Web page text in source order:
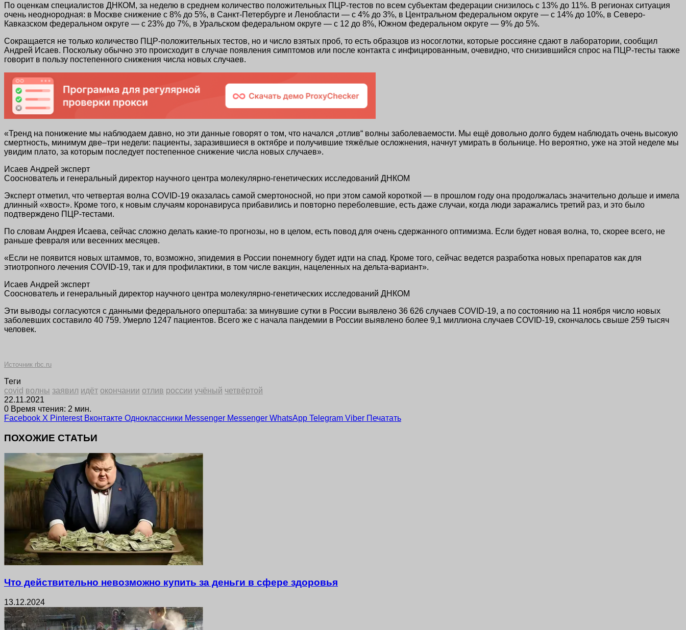
По оценкам специалистов ДНКОМ, за неделю в среднем количество положительных ПЦР-тестов по всем субъектам федерации снизилось с 13% до 11%. В регионах ситуация
очень неоднородная: в Москве снижение с 8% до 5%, в Санкт-Петербурге и Ленобласти — с 4% до 3%, в Центральном федеральном округе — с 14% до 10%, в Северо-
Кавказском федеральном округе — с 23% до 7%, в Уральском федеральном округе — с 12 до 8%, Южном федеральном округе — 9% до 5%.
Сокращается не только количество ПЦР-положительных тестов, но и число взятых проб, то есть образцов из носоглотки, которые россияне сдают в лаборатории, сообщил
Андрей Исаев. Поскольку обычно это происходит в случае появления симптомов или после контакта с инфицированным, очевидно, что снизившийся спрос на ПЦР-тесты также
говорит в пользу постепенного снижения числа новых случаев.
«Тренд на понижение мы наблюдаем давно, но эти данные говорят о том, что начался „отлив“ волны заболеваемости. Мы ещё довольно долго будем наблюдать очень высокую
смертность, минимум две–три недели: пациенты, заразившиеся в октябре и получившие тяжёлые осложнения, начнут умирать в больнице. Но вероятно, уже на этой неделе мы
увидим плато, за которым последует постепенное снижение числа новых случаев».
Исаев Андрей эксперт
Сооснователь и генеральный директор научного центра молекулярно-генетических исследований ДНКОМ
Эксперт отметил, что четвертая волна COVID-19 оказалась самой смертоносной, но при этом самой короткой — в прошлом году она продолжалась значительно дольше и имела
длинный «хвост». Кроме того, к новым случаям коронавируса прибавились и повторно переболевшие, есть даже случаи, когда люди заражались третий раз, и это было
подтверждено ПЦР-тестами.
По словам Андрея Исаева, сейчас сложно делать какие-то прогнозы, но в целом, есть повод для очень сдержанного оптимизма. Если будет новая волна, то, скорее всего, не
раньше февраля или весенних месяцев.
«Если не появится новых штаммов, то, возможно, эпидемия в России понемногу будет идти на спад. Кроме того, сейчас ведется разработка новых препаратов как для
этиотропного лечения COVID-19, так и для профилактики, в том числе вакцин, нацеленных на дельта-вариант».
Исаев Андрей эксперт
Сооснователь и генеральный директор научного центра молекулярно-генетических исследований ДНКОМ
Эти выводы согласуются с данными федерального оперштаба: за минувшие сутки в России выявлено 36 626 случаев COVID-19, а по состоянию на 11 ноября число новых
заболевших составило 40 759. Умерло 1247 пациентов. Всего же с начала пандемии в России выявлено более 9,1 миллиона случаев COVID-19, скончалось свыше 259 тысяч
человек.
Источник rbc.ru
Теги
covid волны заявил идёт окончании отлив россии учёный четвёртой
22.11.2021
0 Время чтения: 2 мин.
Facebook X Pinterest Вконтакте Одноклассники Messenger Messenger WhatsApp Telegram Viber Печатать
ПОХОЖИЕ СТАТЬИ
Что действительно невозможно купить за деньги в сфере здоровья
13.12.2024